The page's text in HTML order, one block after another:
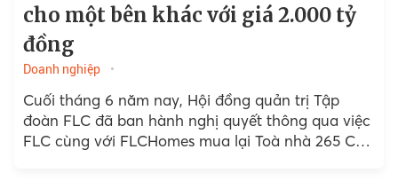
cho một bên khác với giá 2.000 tỷ
đồng
Doanh nghiệp
Cuối tháng 6 năm nay, Hội đồng quản trị Tập
đoàn FLC đã ban hành nghị quyết thông qua việc
FLC cùng với FLCHomes mua lại Toà nhà 265 Cầu